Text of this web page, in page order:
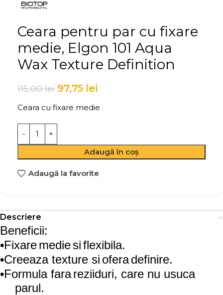
Ceara pentru par cu fixare
medie, Elgon 101 Aqua
Wax Texture Definition
115,00lei 97,75 lei
Ceara cu fixare medie
Adaugă în coș
Adaugă la favorite
Descriere
Beneficii:
•Fixaremediesiflexibila.
•Creeazatexture si oferadefinire.
•Formula farareziiduri, care nu usuca
parul.